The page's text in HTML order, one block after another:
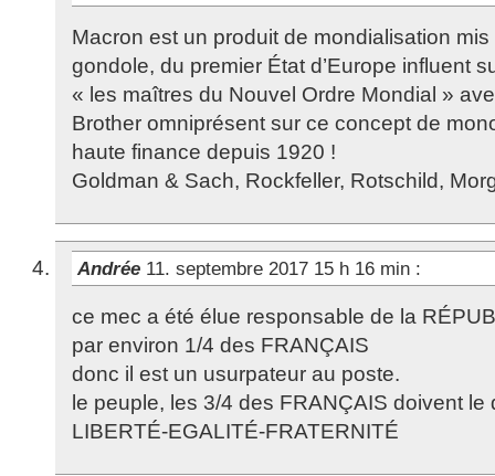
Macron est un produit de mondialisation
gondole, du premier État d’Europe influent
« les maîtres du Nouvel Ordre Mondial »
Brother omniprésent sur ce concept de
haute finance depuis 1920 !
Goldman & Sach, Rockfeller, Rotschild,
Andrée 11. septembre 2017 15 h 16 min :
ce mec a été élue responsable de la
par environ 1/4 des FRANÇAIS
donc il est un usurpateur au poste.
le peuple, les 3/4 des FRANÇAIS doivent le
LIBERTÉ-EGALITÉ-FRATERNITÉ